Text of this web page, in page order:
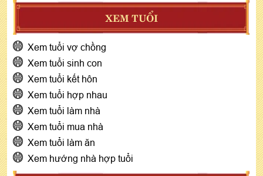
XEM TUỔI
Xem tuổi vợ chồng
Xem tuổi sinh con
Xem tuổi kết hôn
Xem tuổi hợp nhau
Xem tuổi làm nhà
Xem tuổi mua nhà
Xem tuổi làm ăn
Xem hướng nhà hợp tuổi